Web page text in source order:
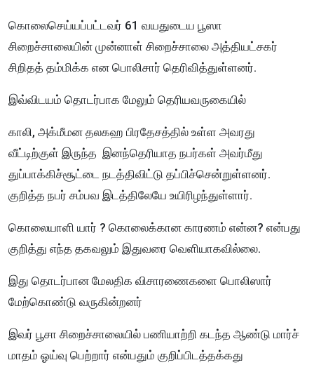
கொலைசெய்யப்பட்டவர் 61 வயதுடைய பூஸா
சிறைச்சாலையின் முன்னாள் சிறைச்சாலை அத்தியட்சகர்
சிறிதத் தம்மிக்க என பொலிசார் தெரிவித்துள்ளனர்.
இவ்விடயம் தொடர்பாக மேலும் தெரியவருகையில்
காலி, அக்மீமன தலகஹ பிரதேசத்தில் உள்ள அவரது
வீட்டிற்குள் இருந்த இனந்தெரியாத நபர்கள் அவர்மீது
துப்பாக்கிச்சூட்டை நடத்திவிட்டு தப்பிச்சென்றுள்ளனர்.
குறித்த நபர் சம்பவ இடத்திலேயே உயிரிழந்துள்ளார்.
கொலையாளி யார் ? கொலைக்கான காரணம் என்ன? என்பது
குறித்து எந்த தகவலும் இதுவரை வெளியாகவில்லை.
இது தொடர்பான மேலதிக விசாரணைகளை பொலிஸார்
மேற்கொண்டு வருகின்றனர்
இவர் பூசா சிறைச்சாலையில் பணியாற்றி கடந்த ஆண்டு மார்ச்
மாதம் ஓய்வு பெற்றார் என்பதும் குறிப்பிடத்தக்கது